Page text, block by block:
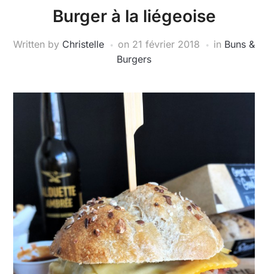
Burger à la liégeoise
Written by Christelle on 21 février 2018 in Buns &
Burgers